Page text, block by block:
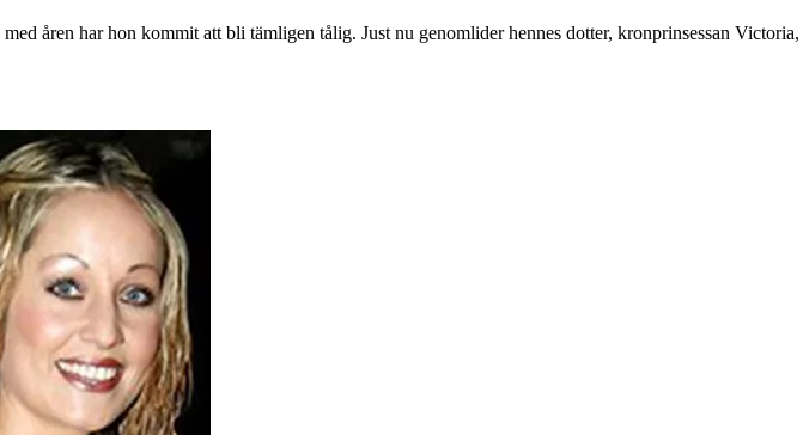
åren har hon kommit att bli tämligen tålig. Just nu genomlider hennes dotter, kronprinsessan Victoria,